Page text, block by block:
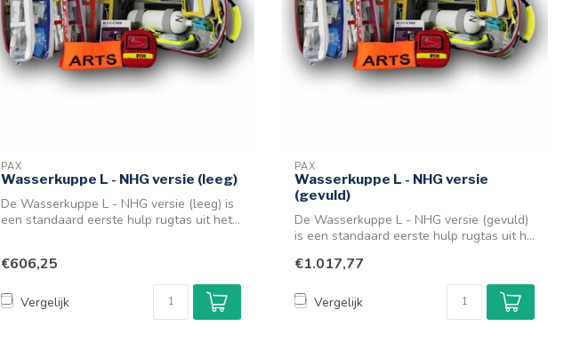
PAX
Wasserkuppe L - NHG versie (leeg)
De Wasserkuppe L - NHG versie (leeg) is
een standaard eerste hulp rugtas uit het...
€606,25
Vergelijk
PAX
Wasserkuppe L - NHG versie
(gevuld)
De Wasserkuppe L - NHG versie (gevuld)
is een standaard eerste hulp rugtas uit h...
€1.017,77
Vergelijk